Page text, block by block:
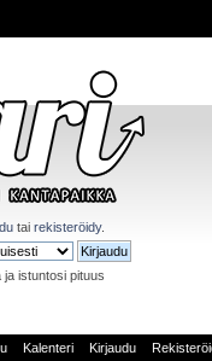
tairekisteröidy.
istuntosi pituus
Kalenteri Kirjaudu